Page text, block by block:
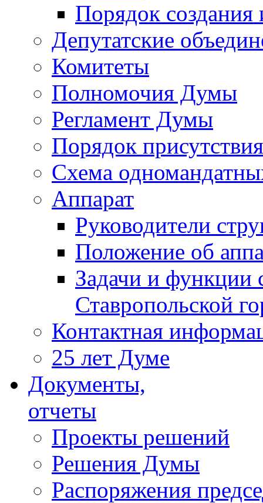
Порядок создания
Депутатские
Комитеты
Полномочия Думы
Регламент Думы
Порядок
Схема
Аппарат
Руководители
Положение об
Задачи и функции
Ставропольской
Контактная
25 лет Думе
Документы,
отчеты
Проекты решений
Решения Думы
Распоряжения